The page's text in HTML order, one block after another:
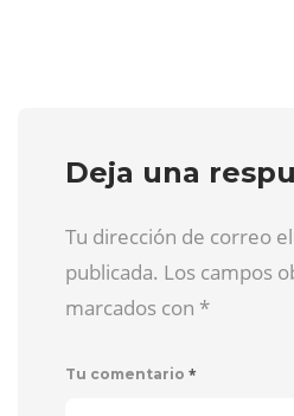
Deja una
Tu dirección de correo
publicada. Los campos
marcados con *
Tu comentario *